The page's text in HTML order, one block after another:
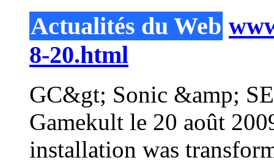
Actualités du Web
8-20.html
GC&gt; Sonic &amp;
Gamekult le 20 août
installation was